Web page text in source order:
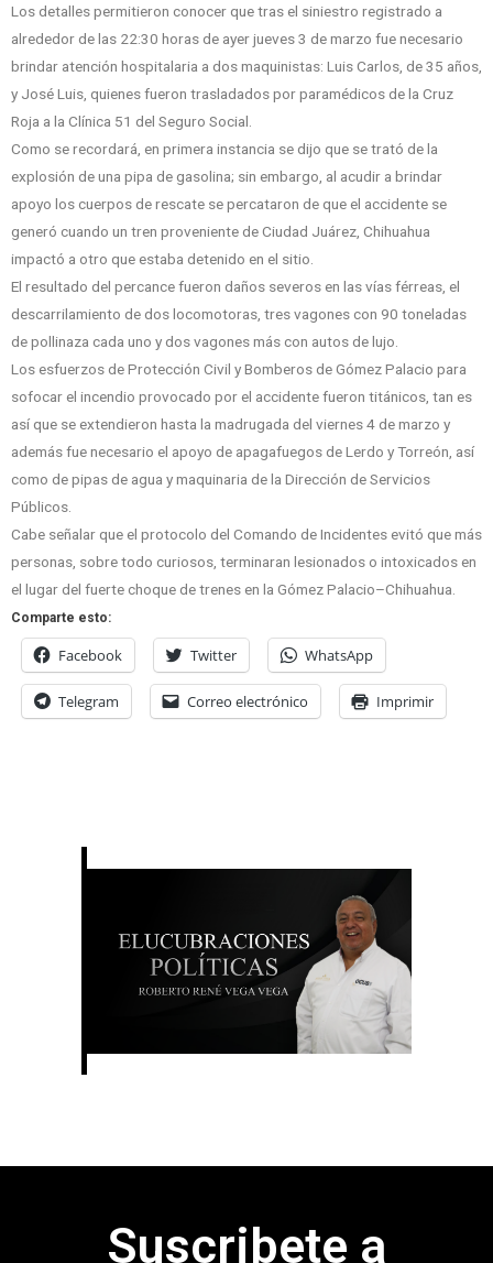
Los detalles permitieron conocer que tras el siniestro registrado a
alrededor de las 22:30 horas de ayer jueves 3 de marzo fue necesario
brindar atención hospitalaria a dos maquinistas: Luis Carlos, de 35 años,
y José Luis, quienes fueron trasladados por paramédicos de la Cruz
Roja a la Clínica 51 del Seguro Social.
Como se recordará, en primera instancia se dijo que se trató de la
explosión de una pipa de gasolina; sin embargo, al acudir a brindar
apoyo los cuerpos de rescate se percataron de que el accidente se
generó cuando un tren proveniente de Ciudad Juárez, Chihuahua
impactó a otro que estaba detenido en el sitio.
El resultado del percance fueron daños severos en las vías férreas, el
descarrilamiento de dos locomotoras, tres vagones con 90 toneladas
de pollinaza cada uno y dos vagones más con autos de lujo.
Los esfuerzos de Protección Civil y Bomberos de Gómez Palacio para
sofocar el incendio provocado por el accidente fueron titánicos, tan es
así que se extendieron hasta la madrugada del viernes 4 de marzo y
además fue necesario el apoyo de apagafuegos de Lerdo y Torreón, así
como de pipas de agua y maquinaria de la Dirección de Servicios
Públicos.
Cabe señalar que el protocolo del Comando de Incidentes evitó que más
personas, sobre todo curiosos, terminaran lesionados o intoxicados en
el lugar del fuerte choque de trenes en la Gómez Palacio–Chihuahua.
Comparte esto:
Facebook Twitter WhatsApp
Telegram Correo electrónico Imprimir
Suscribete a